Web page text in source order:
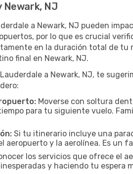
NJ
a Newark, NJ pueden
por lo que es crucial
en la duración total de tu
final en Newark, NJ.
a Newark, NJ, te
Moverse con soltura
para tu siguiente vuelo.
Si tu itinerario incluye una
aeropuerto y la aerolínea. Es un
los servicios que ofrece el
y haciendo tu espera